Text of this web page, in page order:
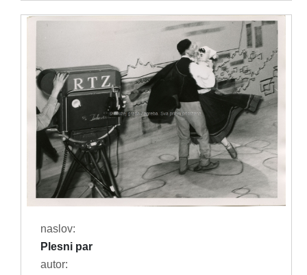
naslov:
Plesni par
autor: